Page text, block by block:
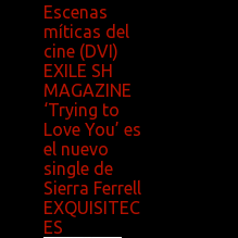
Escenas
míticas del
cine (DVI)
EXILE SH
MAGAZINE
‘Trying to
Love You’ es
el nuevo
single de
Sierra Ferrell
EXQUISITEC
ES